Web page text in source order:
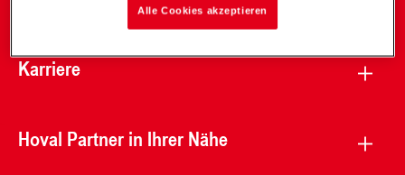
Karriere
Hoval Partner in Ihrer Nähe
Alle Cookies akzeptieren